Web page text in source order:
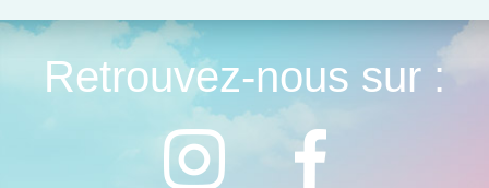
Retrouvez-nous sur :